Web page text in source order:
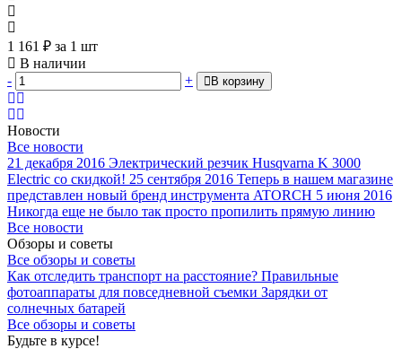
1 161 ₽ за 1 шт
В наличии
-
+ В корзину
Новости
Все новости
21 декабря 2016 Электрический резчик Husqvarna K 3000
Electric со скидкой! 25 сентября 2016 Теперь в нашем магазине
представлен новый бренд инструмента ATORCH 5 июня 2016
Никогда еще не было так просто пропилить прямую линию
Все новости
Обзоры и советы
Все обзоры и советы
Как отследить транспорт на расстояние? Правильные
фотоаппараты для повседневной съемки Зарядки от
солнечных батарей
Все обзоры и советы
Будьте в курсе!